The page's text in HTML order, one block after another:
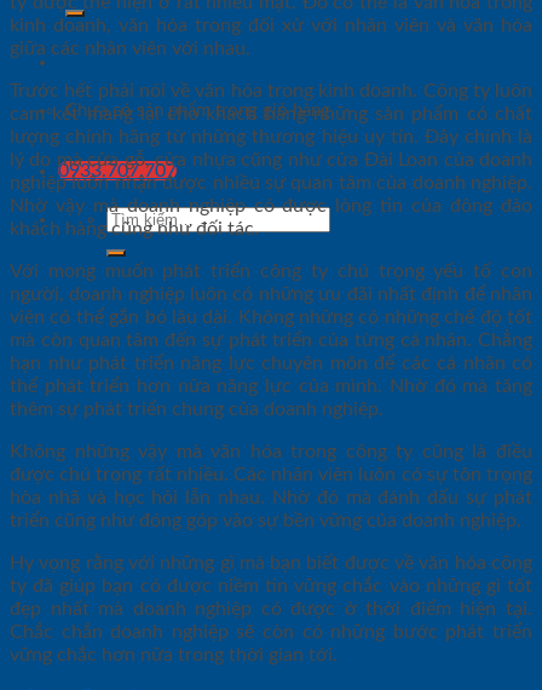
Chưa có sản phẩm trong giỏ hàng.
0933.707.707
Tìm
kiếm:
kinh doanh, văn hóa trong đối xử với nhân viên và văn hóa
giữa các nhân viên với nhau.
Trước hết phải nói về văn hóa trong kinh doanh. Công ty luôn
cam kết mang lại cho khách hàng những sản phẩm có chất
lượng chính hãng từ những thương hiệu uy tín. Đây chính là
lý do mà cửa gỗ, cửa nhựa cũng như cửa Đài Loan của doanh
nghiệp luôn nhận được nhiều sự quan tâm của doanh nghiệp.
Nhờ vậy mà doanh nghiệp có được lòng tin của đông đảo
khách hàng cũng như đối tác.
Với mong muốn phát triển công ty chú trọng yếu tố con
người, doanh nghiệp luôn có những ưu đãi nhất định để nhân
viên có thể gắn bó lâu dài. Không những có những chế độ tốt
mà còn quan tâm đến sự phát triển của từng cá nhân. Chẳng
hạn như phát triển năng lực chuyên môn để các cá nhân có
thể phát triển hơn nữa năng lực của mình. Nhờ đó mà tăng
thêm sự phát triển chung của doanh nghiệp.
Không những vậy mà văn hóa trong công ty cũng là điều
được chú trọng rất nhiều. Các nhân viên luôn có sự tôn trọng
hòa nhã và học hỏi lẫn nhau. Nhờ đó mà đánh dấu sự phát
triển cũng như đóng góp vào sự bền vững của doanh nghiệp.
Hy vọng rằng với những gì mà bạn biết được về văn hóa công
ty đã giúp bạn có được niềm tin vững chắc vào những gì tốt
đẹp nhất mà doanh nghiệp có được ở thời điểm hiện tại.
Chắc chắn doanh nghiệp sẽ còn có những bước phát triển
vững chắc hơn nữa trong thời gian tới.